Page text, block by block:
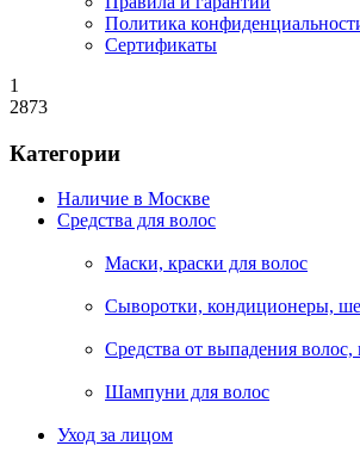
Политика
Сертификаты
1
2873
Категории
Наличие в Москве
Средства для волос
Маски, краски для волос
Сыворотки, кондиционеры,
Средства от выпадения волос,
Шампуни для волос
Уход за лицом